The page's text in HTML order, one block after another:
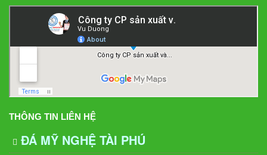
THÔNG TIN LIÊN HỆ
ĐÁ MỸ NGHỆ TÀI PHÚ